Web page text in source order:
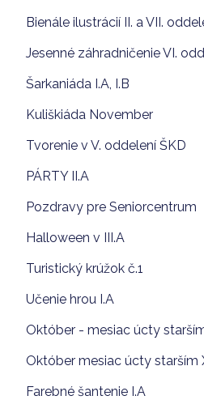
Bienále ilustrácií II. a VII.
Jesenné záhradničenie VI.
Šarkaniáda I.A, I.B
Kuliškiáda November
Tvorenie v V. oddelení ŠKD
PÁRTY II.A
Pozdravy pre Seniorcentrum
Halloween v III.A
Turistický krúžok č.1
Učenie hrou I.A
Október - mesiac úcty
Október mesiac úcty starším
Farebné šantenie I.A